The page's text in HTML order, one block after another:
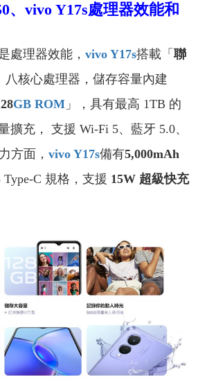
、vivo Y17s處理器效能和
理器效能， vivo Y17s搭載「 聯
八核心處理器，儲存容量內建
GB ROM 」，具有最高 1TB 的
擴充， 支援 Wi-Fi 5、藍牙 5.0、
方面， vivo Y17s備有5,000mAh
C 規格，支援 15W 超級快充